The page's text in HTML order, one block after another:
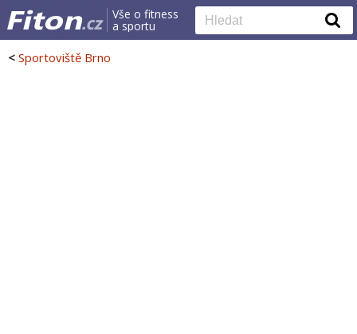
Vše o fitness
a sportu
< Sportoviště Brno